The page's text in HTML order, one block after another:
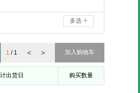
多选
加入购物车
< >
1 / 1
出货日 购买数量